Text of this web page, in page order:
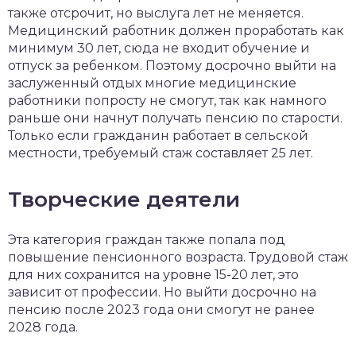
также отсрочит, но выслуга лет не меняется.
Медицинский работник должен проработать как
минимум 30 лет, сюда не входит обучение и
отпуск за ребенком. Поэтому досрочно выйти на
заслуженный отдых многие медицинские
работники попросту не смогут, так как намного
раньше они начнут получать пенсию по старости.
Только если гражданин работает в сельской
местности, требуемый стаж составляет 25 лет.
Творческие деятели
Эта категория граждан также попала под
повышение пенсионного возраста. Трудовой стаж
для них сохранится на уровне 15-20 лет, это
зависит от профессии. Но выйти досрочно на
пенсию после 2023 года они смогут не ранее
2028 года.